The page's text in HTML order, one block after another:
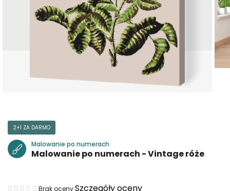
2+1 ZA DARMO
Malowanie po numerach
Malowanie po numerach - Vintage róże
Średnia
Brak ocenySzczegóły oceny